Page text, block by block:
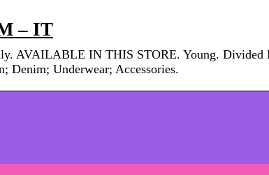
– IT
AVAILABLE IN THIS STORE. Young. Divided
Underwear; Accessories.